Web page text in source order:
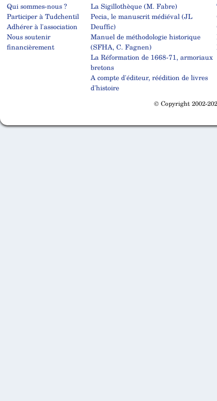
Qui sommes-nous ?
Participer à Tudchentil
Adhérer à l'association
Nous soutenir
financièrement
La Sigillothèque (M. Fabre)
Pecia, le manuscrit médiéval (JL
Deuffic)
Manuel de méthodologie historique
(SFHA, C. Fagnen)
La Réformation de 1668-71, armoriaux
bretons
A compte d'éditeur, réédition de livres
d'histoire
© Copyright 2002-